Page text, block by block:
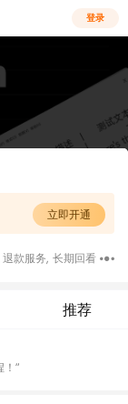
登录
立即开通
退款服务 长期回看
推荐
！”